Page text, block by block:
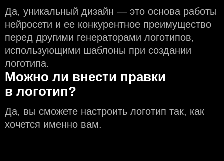
Да, уникальный дизайн — это основа работы
нейросети и еe конкурентное преимущество
перед другими генераторами логотипов,
использующими шаблоны при создании
логотипа.
Можно ли внести правки
в логотип?
Да, вы сможете настроить логотип так, как
хочется именно вам.